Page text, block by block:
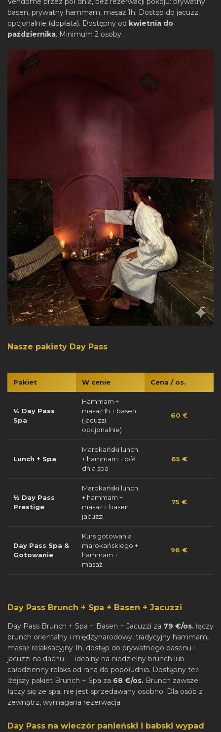
basen, prywatny hammam, masaż 1h. Dostęp do jacuzzi
opcjonalnie (dopłata). Dostępny od kwietnia do
października. Minimum 2 osoby.
Nasze pakiety Day Pass
Pakiet W cenie Cena / os.
½ Day Pass
Spa
Hammam +
masaż 1h + basen
(jacuzzi
opcjonalnie)
60 €
Lunch + Spa
Marokański lunch
+ hammam + pół
dnia spa
65 €
½ Day Pass
Prestige
Marokański lunch
+ hammam +
masaż + basen +
jacuzzi
75 €
Day Pass Spa &
Gotowanie
Kurs gotowania
marokańskiego +
hammam +
masaż
96 €
Day Pass Brunch + Spa + Basen + Jacuzzi
Day Pass Brunch + Spa + Basen + Jacuzzi za 79 €/os. łączy
brunch orientalny i międzynarodowy, tradycyjny hammam,
masaż relaksacyjny 1h, dostęp do prywatnego basenu i
jacuzzi na dachu — idealny na niedzielny brunch lub
całodzienny relaks od rana do popołudnia. Dostępny też
lżejszy pakiet Brunch + Spa za 68 €/os. Brunch zawsze
łączy się ze spa, nie jest sprzedawany osobno. Dla osób z
zewnątrz, wymagana rezerwacja.
Day Pass na wieczór panieński i babski wypad